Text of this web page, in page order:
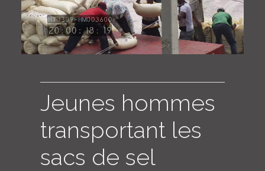
COLLECTIONS
LOGIN
ENGLISH
Jeunes hommes
transportant les
sacs de sel